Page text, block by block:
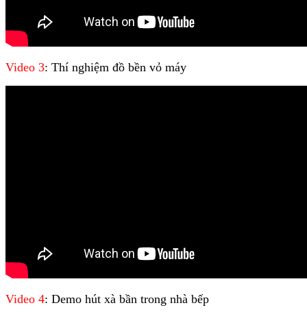
Video 3: Thí nghiệm đồ bền vỏ máy
Video 4: Demo hút xà bần trong nhà bếp